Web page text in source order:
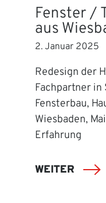
Fenster /
aus
2. Januar 2025
Redesign der
Fachpartner in
Fensterbau,
Wiesbaden,
Erfahrung
WEITER